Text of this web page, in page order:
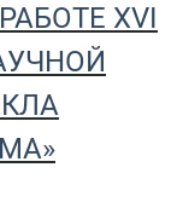
XVI